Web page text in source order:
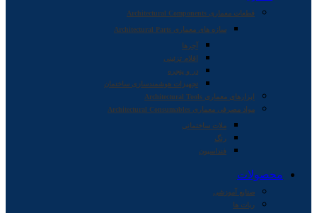
قطعات معماری Architectural Components
سازه های معماری Architectural Parts
آجرها
اقلام تزئینی
در و پنجره
تجهیزات هوشمندسازی ساختمان
ابزارهای معماری Architectural Tools
مواد مصرفی معماری Architectural Consumables
ملات ساختمانی
رنگ
فنداسیون
محصولات
صنایع آموزشی
ربات ها